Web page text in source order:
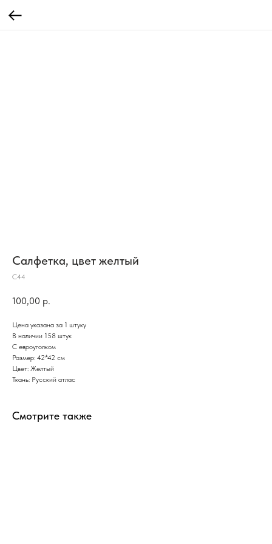
Салфетка, цвет желтый
С44
100,00 р.
Цена указана за 1 штуку
В наличии 158 штук
С евроуголком
Размер: 42*42 см
Цвет: Желтый
Ткань: Русский атлас
Смотрите также